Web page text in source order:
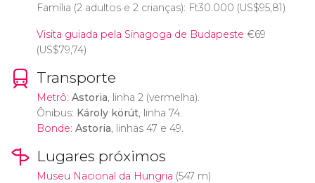
Família (2 adultos e 2 crianças): Ft30.000 (US$95,81)
Visita guiada pela Sinagoga de Budapeste €69
(US$79,74)
Transporte
Metrô: Astoria, linha 2 (vermelha).
Ônibus: Károly körút, linha 74.
Bonde: Astoria, linhas 47 e 49.
Lugares próximos
Museu Nacional da Hungria (547 m)